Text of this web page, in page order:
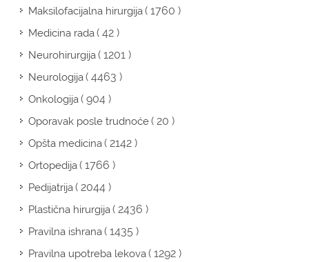
Maksilofacijalna hirurgija( 1760 )
Medicina rada( 42 )
Neurohirurgija( 1201 )
Neurologija( 4463 )
Onkologija( 904 )
Oporavak posle trudnoće( 20 )
Opšta medicina( 2142 )
Ortopedija( 1766 )
Pedijatrija( 2044 )
Plastična hirurgija( 2436 )
Pravilna ishrana( 1435 )
Pravilna upotreba lekova( 1292 )